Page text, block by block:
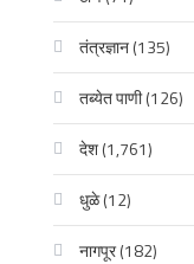
तंत्रज्ञान(135)
तब्येत पाणी(126)
देश(1,761)
धुळे(12)
नागपूर(182)